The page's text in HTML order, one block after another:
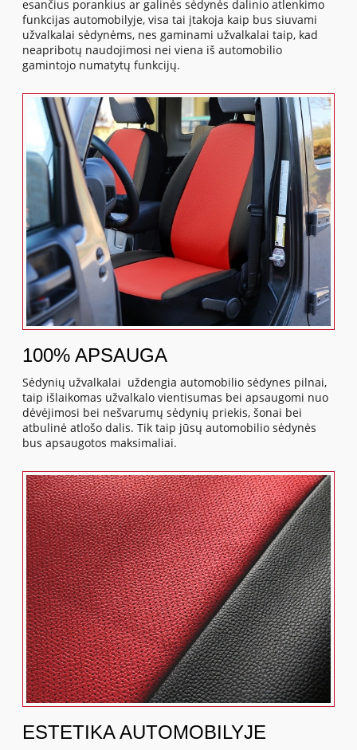
esančius porankius ar galinės sėdynės dalinio atlenkimo
funkcijas automobilyje, visa tai įtakoja kaip bus siuvami
užvalkalai sėdynėms, nes gaminami užvalkalai taip, kad
neapribotų naudojimosi nei viena iš automobilio
gamintojo numatytų funkcijų.
100% APSAUGA
Sėdynių užvalkalai uždengia automobilio sėdynes pilnai,
taip išlaikomas užvalkalo vientisumas bei apsaugomi nuo
dėvėjimosi bei nešvarumų sėdynių priekis, šonai bei
atbulinė atlošo dalis. Tik taip jūsų automobilio sėdynės
bus apsaugotos maksimaliai.
ESTETIKA AUTOMOBILYJE